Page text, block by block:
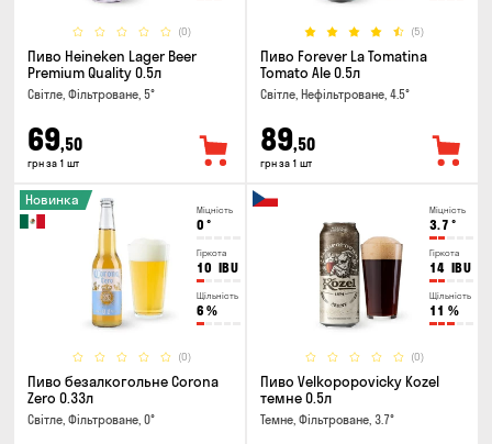
(0)
Пиво Heineken Lager Beer
Premium Quality 0.5л
Світле, Фільтроване, 5°
69,50
грн за 1 шт
(5)
Пиво Forever La Tomatina
Tomato Ale 0.5л
Світле, Нефільтроване, 4.5°
89,50
грн за 1 шт
Міцність
0 °
Гіркота
10 IBU
Щільність
6 %
(0)
Новинка
Пиво безалкогольне Corona
Zero 0.33л
Світле, Фільтроване, 0°
Міцність
3.7 °
Гіркота
14 IBU
Щільність
11 %
(0)
Пиво Velkopopovicky Kozel
темне 0.5л
Темне, Фільтроване, 3.7°